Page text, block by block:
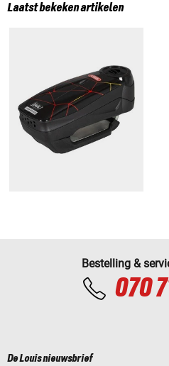
Laatst bekeken artikelen
Bestelling &
070
De Louis nieuwsbrief